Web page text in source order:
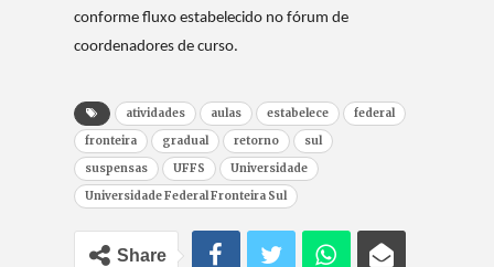
conforme fluxo estabelecido no fórum de
coordenadores de curso.
atividades aulas estabelece
federal
fronteira
gradual retorno
sul
suspensas
UFFS
Universidade
Universidade Federal Fronteira Sul
Share